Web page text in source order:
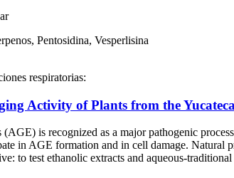
Pentosidina, Vesperlisina
respiratorias:
Activity of Plants from the
is recognized as a major pathogenic
in AGE formation and in cell damage.
to test ethanolic extracts and aqueous-